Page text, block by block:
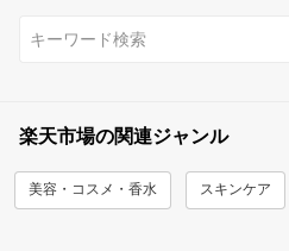
楽天市場の関連ジャンル
美容・コスメ・香水 スキンケア